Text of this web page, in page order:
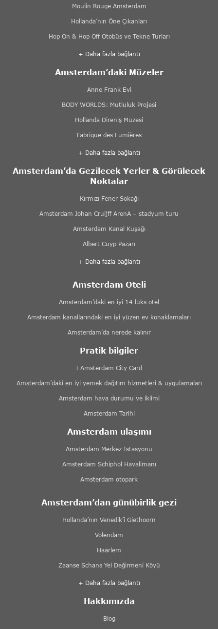
Moulin Rouge Amsterdam
Hollanda’nın Öne Çıkanları
Hop On & Hop Off Otobüs ve Tekne Turları
+ Daha fazla bağlantı
Amsterdam’daki Müzeler
Anne Frank Evi
BODY WORLDS: Mutluluk Projesi
Hollanda Direniş Müzesi
Fabrique des Lumières
+ Daha fazla bağlantı
Amsterdam’da Gezilecek Yerler & Görülecek
Noktalar
Kırmızı Fener Sokağı
Amsterdam Johan Cruijff ArenA – stadyum turu
Amsterdam Kanal Kuşağı
Albert Cuyp Pazarı
+ Daha fazla bağlantı
Amsterdam Oteli
Amsterdam’daki en iyi 14 lüks otel
Amsterdam kanallarındaki en iyi yüzen ev konaklamaları
Amsterdam’da nerede kalınır
Pratik bilgiler
I Amsterdam City Card
Amsterdam’daki en iyi yemek dağıtım hizmetleri & uygulamaları
Amsterdam hava durumu ve iklimi
Amsterdam Tarihi
Amsterdam ulaşımı
Amsterdam Merkez İstasyonu
Amsterdam Schiphol Havalimanı
Amsterdam otopark
Amsterdam’dan günübirlik gezi
Hollanda’nın Venedik’i Giethoorn
Volendam
Haarlem
Zaanse Schans Yel Değirmeni Köyü
+ Daha fazla bağlantı
Hakkımızda
Blog